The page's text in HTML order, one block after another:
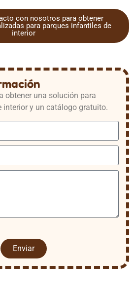
con nosotros para obtener
para parques infantiles de
interior
obtener una solución para
interior y un catálogo gratuito.
Enviar